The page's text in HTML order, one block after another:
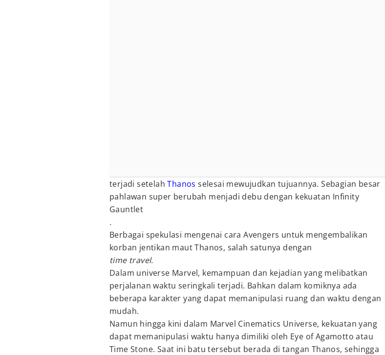
terjadi setelahThanos selesai mewujudkan tujuannya. Sebagian besar
pahlawan super berubah menjadi debu dengan kekuatan Infinity
Gauntlet
.
Berbagai spekulasi mengenai cara Avengers untuk mengembalikan
korban jentikan maut Thanos, salah satunya dengan
time travel.
Dalam universe Marvel, kemampuan dan kejadian yang melibatkan
perjalanan waktu seringkali terjadi. Bahkan dalam komiknya ada
beberapa karakter yang dapat memanipulasi ruang dan waktu dengan
mudah.
Namun hingga kini dalam Marvel Cinematics Universe, kekuatan yang
dapat memanipulasi waktu hanya dimiliki oleh Eye of Agamotto atau
Time Stone. Saat ini batu tersebut berada di tangan Thanos, sehingga